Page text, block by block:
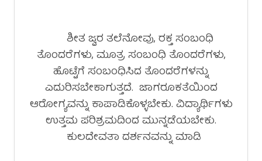
ಶೀತ ಜ್ವರ ತಲೆನೋವು, ರಕ್ತ ಸಂಬಂಧಿ
ತೊಂದರೆಗಳು, ಮೂತ್ರ ಸಂಬಂಧಿ ತೊಂದರೆಗಳು,
ಹೊಟ್ಟೆಗೆ ಸಂಬಂಧಿಸಿದ ತೊಂದರೆಗಳನ್ನು
ಎದುರಿಸಬೇಕಾಗುತ್ತದೆ. ಜಾಗರೂಕತೆಯಿಂದ
ಆರೋಗ್ಯವನ್ನು ಕಾಪಾಡಿಕೊಳ್ಳಬೇಕು. ವಿದ್ಯಾರ್ಥಿಗಳು
ಉತ್ತಮ ಪರಿಶ್ರಮದಿಂದ ಮುನ್ನಡೆಯಬೇಕು.
ಕುಲದೇವತಾ ದರ್ಶನವನ್ನು ಮಾಡಿ